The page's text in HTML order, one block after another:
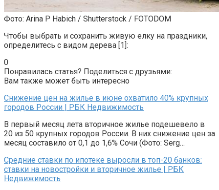
Фото: Arina P Habich / Shutterstock / FOTODOM
Чтобы выбрать и сохранить живую елку на праздники,
определитесь с видом дерева [1]:
0
Понравилась статья? Поделиться с друзьями:
Вам также может быть интересно
Снижение цен на жилье в июне охватило 40% крупных
городов России | РБК Недвижимость
В первый месяц лета вторичное жилье подешевело в
20 из 50 крупных городов России. В них снижение цен за
месяц составило от 0,1 до 1,6% Сочи (Фото: Serg…
Средние ставки по ипотеке выросли в топ-20 банков:
ставки на новостройки и вторичное жилье | РБК
Недвижимость